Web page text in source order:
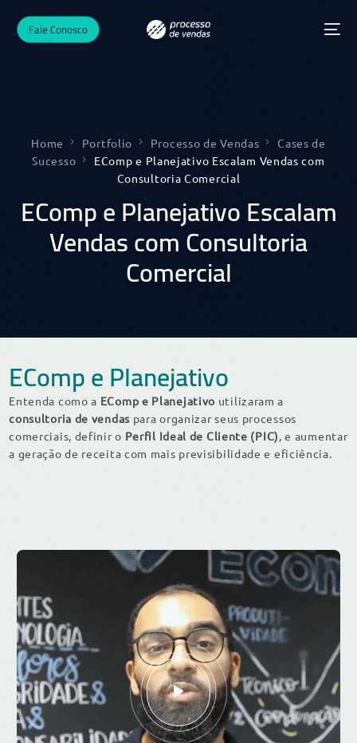
Fale Conosco
Home Portfolio Processo de Vendas
Cases de
Sucesso
EComp e Planejativo Escalam Vendas com
Consultoria Comercial
EComp e Planejativo Escalam
Vendas com Consultoria
Comercial
EComp e Planejativo
Entenda como a EComp e Planejativo utilizaram a
consultoria de vendaspara organizar seus processos
comerciais, definir o Perfil Ideal de Cliente (PIC), e aumentar
a geração de receita com mais previsibilidade e eficiência.